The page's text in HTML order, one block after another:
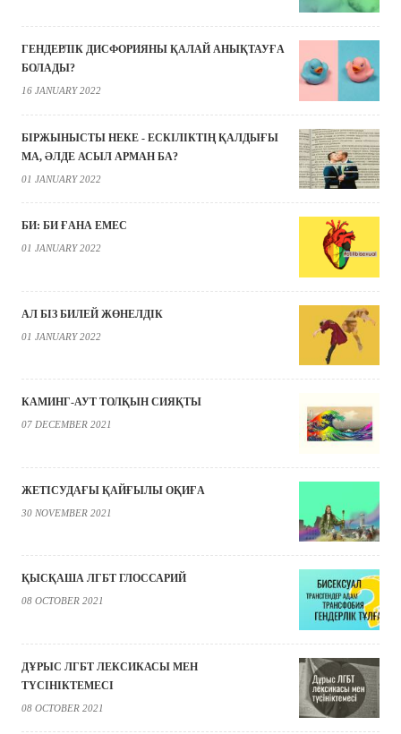
ГЕНДЕРЛІК ДИСФОРИЯНЫ ҚАЛАЙ АНЫҚТАУҒА
БОЛАДЫ?
16 JANUARY 2022
БІРЖЫНЫСТЫ НЕКЕ - ЕСКІЛІКТІҢ ҚАЛДЫҒЫ
МА, ӘЛДЕ АСЫЛ АРМАН БА?
01 JANUARY 2022
БИ: БИ ҒАНА ЕМЕС
01 JANUARY 2022
АЛ БІЗ БИЛЕЙ ЖӨНЕЛДІК
01 JANUARY 2022
КАМИНГ-АУТ ТОЛҚЫН СИЯҚТЫ
07 DECEMBER 2021
ЖЕТІСУДАҒЫ ҚАЙҒЫЛЫ ОҚИҒА
30 NOVEMBER 2021
ҚЫСҚАША ЛГБТ ГЛОССАРИЙ
08 OCTOBER 2021
ДҰРЫС ЛГБТ ЛЕКСИКАСЫ МЕН
ТҮСІНІКТЕМЕСІ
08 OCTOBER 2021